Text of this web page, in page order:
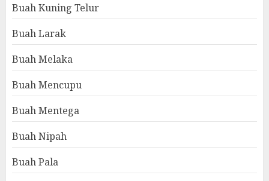
Buah Kuning Telur
Buah Larak
Buah Melaka
Buah Mencupu
Buah Mentega
Buah Nipah
Buah Pala